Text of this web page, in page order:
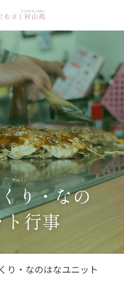
り・なの
ト行事
り・なのはなユニット